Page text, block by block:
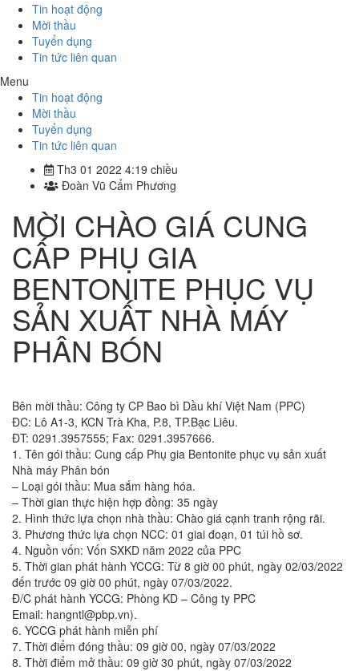
Tin hoạt động
Mời thầu
Tuyển dụng
Tin tức liên quan
Menu
Tin hoạt động
Mời thầu
Tuyển dụng
Tin tức liên quan
Th3 01 2022 4:19 chiều
Đoàn Vũ Cẩm Phương
MỜI CHÀO GIÁ CUNG
CẤP PHỤ GIA
BENTONITE PHỤC VỤ
SẢN XUẤT NHÀ MÁY
PHÂN BÓN
Bên mời thầu: Công ty CP Bao bì Dầu khí Việt Nam (PPC)
ĐC: Lô A1-3, KCN Trà Kha, P.8, TP.Bạc Liêu.
ĐT: 0291.3957555; Fax: 0291.3957666.
1. Tên gói thầu: Cung cấp Phụ gia Bentonite phục vụ sản xuất
Nhà máy Phân bón
– Loại gói thầu: Mua sắm hàng hóa.
– Thời gian thực hiện hợp đồng: 35 ngày
2. Hình thức lựa chọn nhà thầu: Chào giá cạnh tranh rộng rãi.
3. Phương thức lựa chọn NCC: 01 giai đoạn, 01 túi hồ sơ.
4. Nguồn vốn: Vốn SXKD năm 2022 của PPC
5. Thời gian phát hành YCCG: Từ 8 giờ 00 phút, ngày 02/03/2022
đến trước 09 giờ 00 phút, ngày 07/03/2022.
Đ/C phát hành YCCG: Phòng KD – Công ty PPC
Email: hangntl@pbp.vn).
6. YCCG phát hành miễn phí
7. Thời điểm đóng thầu: 09 giờ 00, ngày 07/03/2022
8. Thời điểm mở thầu: 09 giờ 30 phút, ngày 07/03/2022